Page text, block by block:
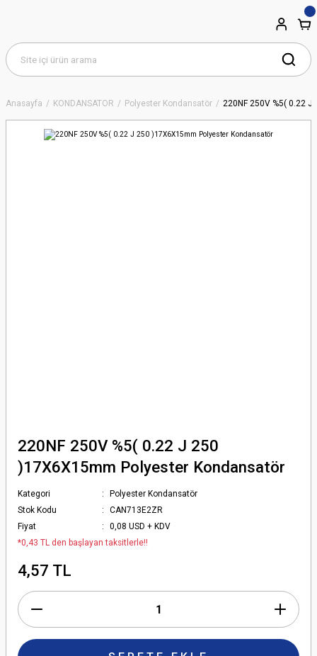
Anasayfa KONDANSATÖR Polyester Kondansatör 220NF 250V %5( 0.22
220NF 250V %5( 0.22 J 250
)17X6X15mm Polyester Kondansatör
Kategori
Polyester Kondansatör
Stok Kodu
CAN713E2ZR
Fiyat
0,08 USD + KDV
*0,43 TL den başlayan taksitlerle!!
4,57 TL